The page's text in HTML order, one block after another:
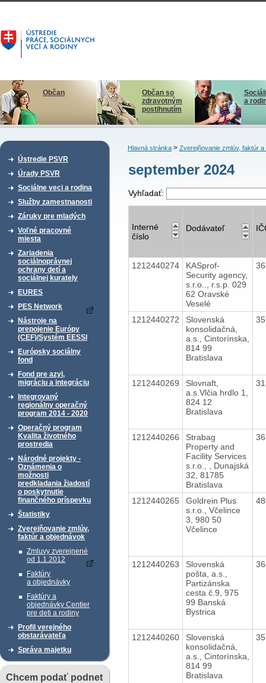
Občan
Občan so
zdravotným
postihnutím
a
Ústredie PSVR
Úrady PSVR
Sociálne veci a rodina
Služby zamestnanosti
Záruky pre mladých
Voľné pracovné
miesta
Zariadenia
sociálnoprávnej
ochrany detí a
sociálnej kurately
EURES
PES Network
Nástroje na
prepojenie Európy
(CEF)/Systém EESSI
Európsky sociálny
fond
Fond pre azyl,
migráciu a integráciu
Integrovaný
regionálny operačný
program 2014 - 2020
Operačný program
Kvalita životného
prostredia
Národné projekty -
Oznámenia o
možnosti
predkladania žiadostí
o poskytnutie
finančného príspevku
Štatistiky
Zverejňovanie zmlúv,
faktúr a objednávok
Zmluvy zverejnené
od 1.1.2012
Faktúry
a objednávky
Faktúry a
objednávky Centier
pre deti a rodiny
Profil verejného
obstarávateľa
Správa majetku
Chcem podať podnet
Hlavná stránka> Zverejňovanie zmlúv, faktúr a
september 2024
Vyhľadať:
Interné
číslo
Dodávateľ
1212440274
KASprof-
Security agency,
s.r.o.., r.s.p. 029
62 Oravské
Veselé
1212440272
Slovenská
konsolidačná,
a.s., Cintorínska,
814 99
Bratislava
1212440269
Slovnaft,
a.s.Vlčia hrdlo 1,
824 12
Bratislava
1212440266
Strabag
Property and
Facility Services
s.r.o., , Dunajská
32, 81785
Bratislava
1212440265
Goldrein Plus
s.r.o., Včelince
3, 980 50
Včelince
1212440263
Slovenská
pošta, a.s.,
Partizánska
cesta č.9, 975
99 Banská
Bystrica
1212440260
Slovenská
konsolidačná,
a.s., Cintorínska,
814 99
Bratislava